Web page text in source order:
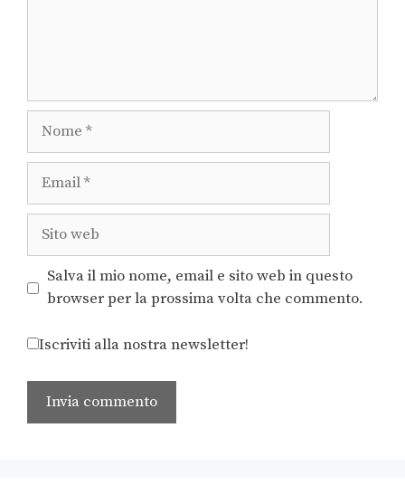
Salva il mio nome, email e sito web in questo
browser per la prossima volta che commento.
Iscriviti alla nostra newsletter!